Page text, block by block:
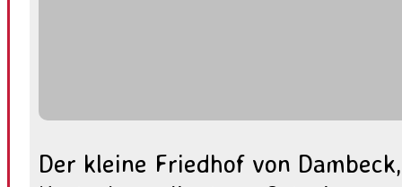
Der kleine Friedhof von